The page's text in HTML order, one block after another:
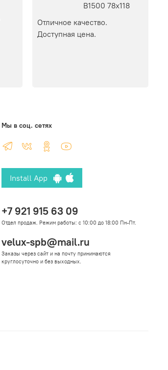
B1500 78х118
Отличное качество.
Доступная цена.
Мы в соц. сетях
Install App
+7 921 915 63 09
Отдел продаж. Режим работы: с 10:00 до 18:00 Пн-Пт.
velux-spb@mail.ru
Заказы через сайт и на почту принимаются
круглосуточно и без выходных.